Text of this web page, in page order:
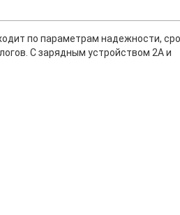
по параметрам надежности,
С зарядным устройством 2А и